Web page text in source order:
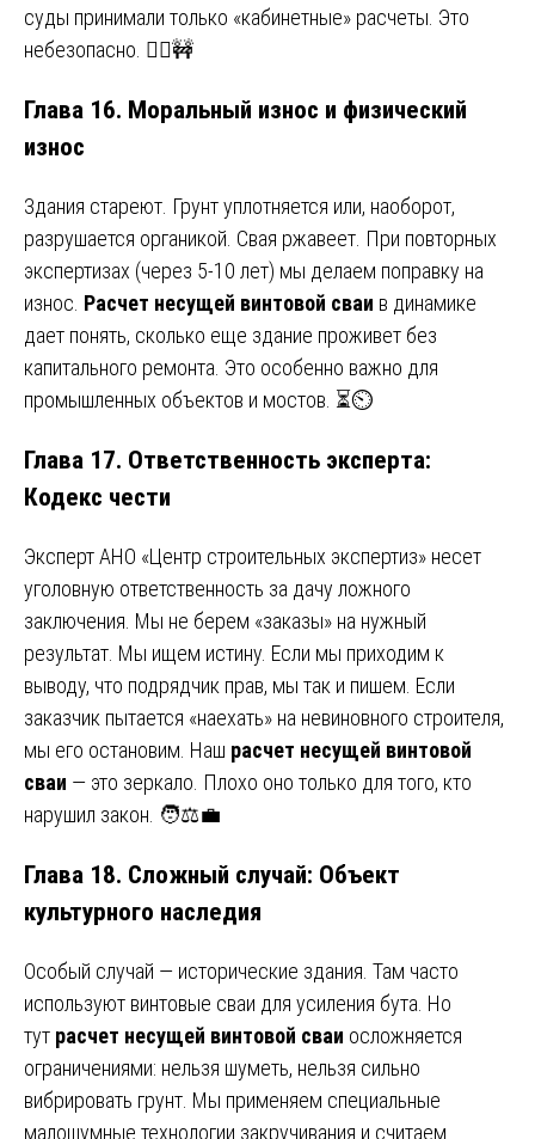
суды принимали только «кабинетные» расчеты. Это
небезопасно. 👷‍♂️🚧
Глава 16. Моральный износ и физический
износ
Здания стареют. Грунт уплотняется или, наоборот,
разрушается органикой. Свая ржавеет. При повторных
экспертизах (через 5-10 лет) мы делаем поправку на
износ. Расчет несущей винтовой сваи в динамике
дает понять, сколько еще здание проживет без
капитального ремонта. Это особенно важно для
промышленных объектов и мостов. ⏳⏲️
Глава 17. Ответственность эксперта:
Кодекс чести
Эксперт АНО «Центр строительных экспертиз» несет
уголовную ответственность за дачу ложного
заключения. Мы не берем «заказы» на нужный
результат. Мы ищем истину. Если мы приходим к
выводу, что подрядчик прав, мы так и пишем. Если
заказчик пытается «наехать» на невиновного строителя,
мы его остановим. Наш расчет несущей винтовой
сваи — это зеркало. Плохо оно только для того, кто
нарушил закон. 🧑⚖️💼
Глава 18. Сложный случай: Объект
культурного наследия
Особый случай — исторические здания. Там часто
используют винтовые сваи для усиления бута. Но
тут расчет несущей винтовой сваи осложняется
ограничениями: нельзя шуметь, нельзя сильно
вибрировать грунт. Мы применяем специальные
малошумные технологии закручивания и считаем